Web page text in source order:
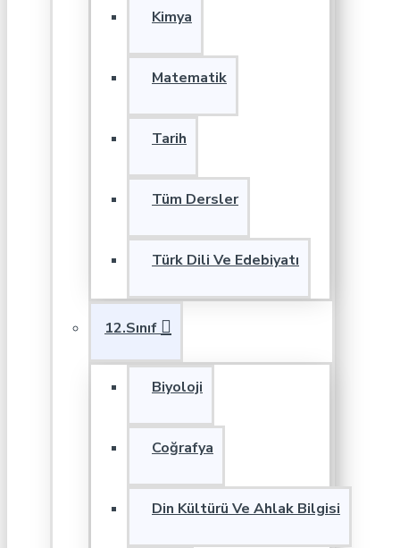
Kimya
Matematik
Tarih
Tüm Dersler
Türk Dili Ve Edebiyatı
12.Sınıf
Biyoloji
Coğrafya
Din Kültürü Ve Ahlak Bilgisi